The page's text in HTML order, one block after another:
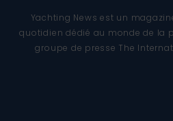
Yachting News est un
quotidien dédié au monde de la
groupe de presse The